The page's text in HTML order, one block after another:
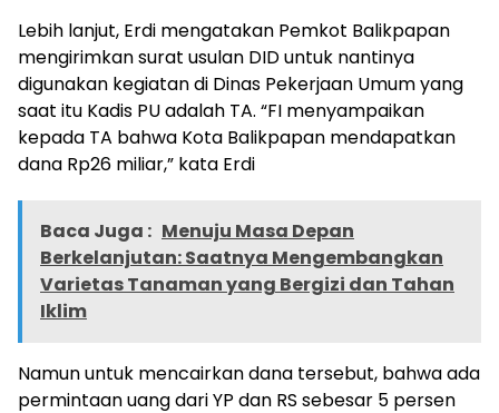
Lebih lanjut, Erdi mengatakan Pemkot Balikpapan
mengirimkan surat usulan DID untuk nantinya
digunakan kegiatan di Dinas Pekerjaan Umum yang
saat itu Kadis PU adalah TA. “FI menyampaikan
kepada TA bahwa Kota Balikpapan mendapatkan
dana Rp26 miliar,” kata Erdi
Baca Juga : Menuju Masa Depan
Berkelanjutan: Saatnya Mengembangkan
Varietas Tanaman yang Bergizi dan Tahan
Iklim
Namun untuk mencairkan dana tersebut, bahwa ada
permintaan uang dari YP dan RS sebesar 5 persen